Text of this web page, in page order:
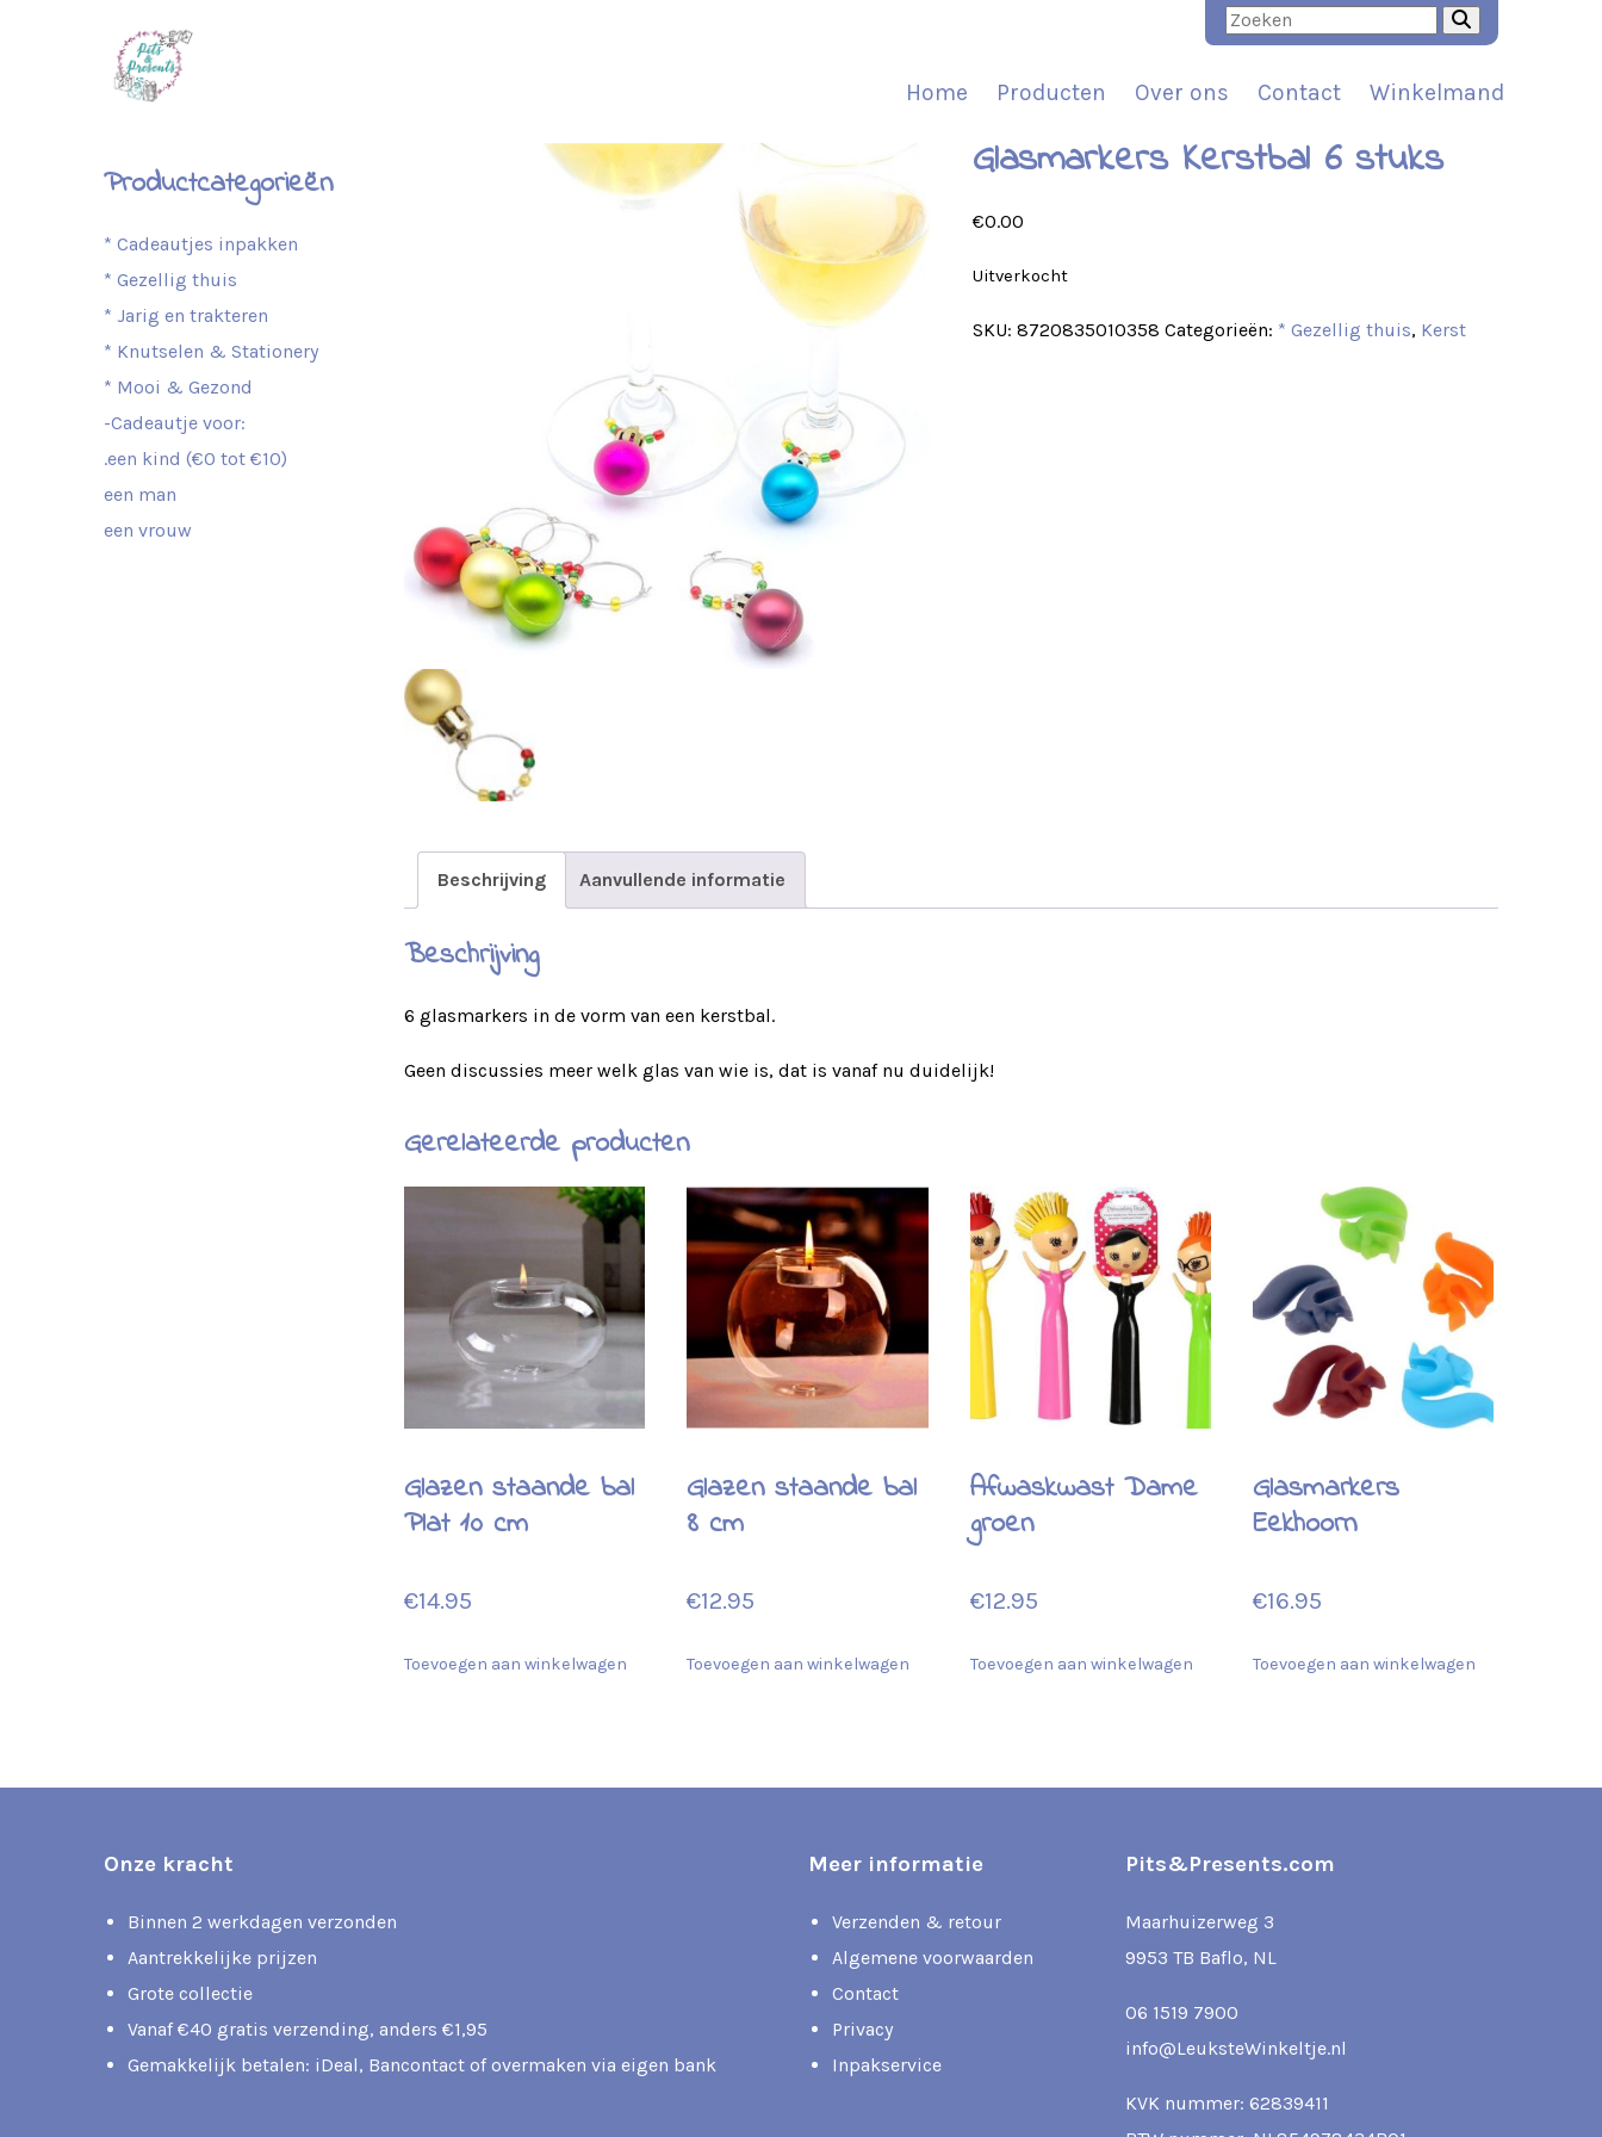
Home Producten Over ons Contact Winkelmand
Glasmarkers Kerstbal 6 stuks
€0.00
Uitverkocht
SKU:8720835010358 Categorieën: * Gezellig thuis, Kerst
Beschrijving Aanvullende informatie
Beschrijving
6 glasmarkers in de vorm van een kerstbal.
Geen discussies meer welk glas van wie is, dat is vanaf nu duidelijk!
Gerelateerde producten
Glazen staande bal
Plat 10 cm
€14.95
Toevoegen aan winkelwagen
Glazen staande bal
8 cm
€12.95
Toevoegen aan winkelwagen
Afwaskwast Dame
groen
€12.95
Toevoegen aan winkelwagen
Glasmarkers
Eekhoorn
€16.95
Toevoegen aan winkelwagen
Productcategorieën
* Cadeautjes inpakken
* Gezellig thuis
* Jarig en trakteren
* Knutselen & Stationery
* Mooi & Gezond
-Cadeautje voor:
.een kind (€0 tot €10)
een man
een vrouw
Onze kracht
Binnen 2 werkdagen verzonden
Aantrekkelijke prijzen
Grote collectie
Vanaf €40 gratis verzending, anders €1,95
Gemakkelijk betalen: iDeal, Bancontact of overmaken via eigen bank
Meer informatie
Verzenden & retour
Algemene voorwaarden
Contact
Privacy
Inpakservice
Pits&Presents.com
Maarhuizerweg 3
9953 TB Baflo, NL
06 1519 7900
info@LeuksteWinkeltje.nl
KVK nummer: 62839411